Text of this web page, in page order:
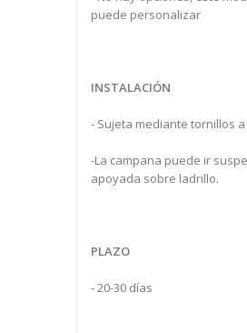
puede personalizar
INSTALACIÓN
- Sujeta mediante tornillos
-La campana puede ir
apoyada sobre ladrillo.
PLAZO
- 20-30 días